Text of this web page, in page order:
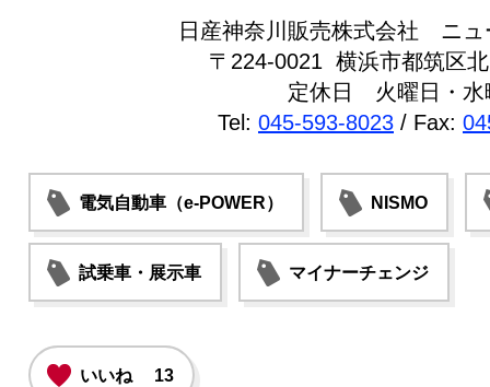
日産神奈川販売株式会社 ニュ
〒224-0021 横浜市都筑区
定休日 火曜日・水
Tel: 045-593-8023 / Fax:
電気自動車（e-POWER） NISMO
試乗車・展示車 マイナーチェンジ
いいね 13